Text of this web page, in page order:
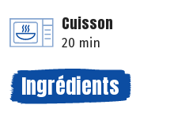
Cuisson
20 min
Ingrédients